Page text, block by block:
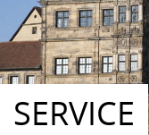
SERVICE